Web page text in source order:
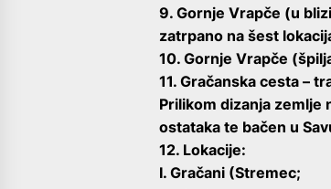
9. Gornje Vrapče (u
zatrpano na šest
10. Gornje Vrapče
11. Gračanska cesta –
Prilikom dizanja zemlje
ostataka te bačen u
12. Lokacije:
I. Gračani (Stremec;